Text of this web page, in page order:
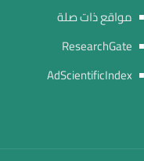
مواقع ذات صلة
ResearchGate
AdScientificIndex